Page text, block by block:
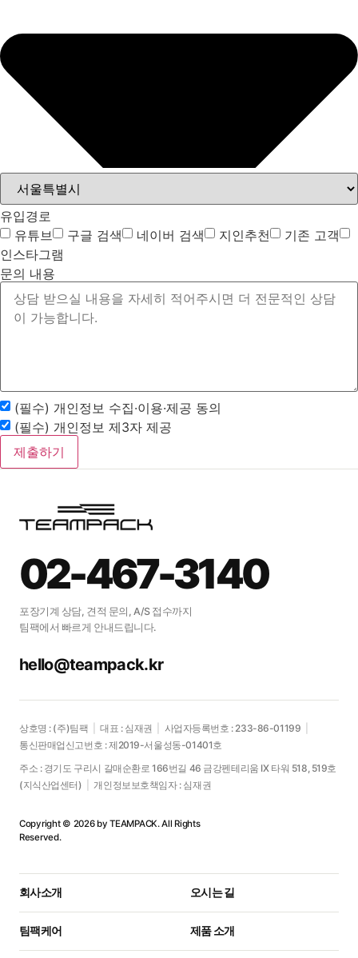
유입경로
유튜브
구글 검색 네이버 검색 지인추천
기존 고객
인스타그램
문의 내용
(필수) 개인정보 수집·이용·제공 동의
(필수) 개인정보 제3자 제공
제출하기
02-467-3140
포장기계 상담, 견적 문의, A/S 접수까지
팀팩에서 빠르게 안내드립니다.
hello@teampack.kr
상호명 : (주)팀팩 대표 : 심재권 사업자등록번호 : 233-86-01199
통신판매업신고번호 : 제2019-서울성동-01401호
주소 : 경기도 구리시 갈매순환로 166번길 46 금강펜테리움 IX 타워 518, 519호
(지식산업센터)
개인정보보호책임자 : 심재권
Copyright © 2026 by TEAMPACK. All Rights
Reserved.
회사소개 오시는 길
팀팩케어 제품 소개